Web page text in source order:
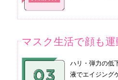
マスク生活で顔も
ハリ・弾力の低
液でエイジング